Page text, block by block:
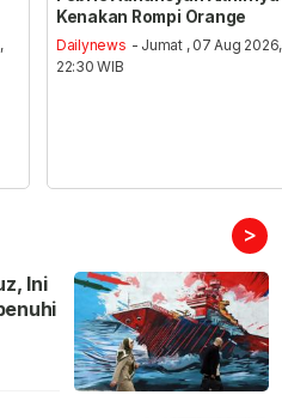
Kenakan Rompi Orange
Dailynews - Jumat , 07 Aug 2026,
22:30 WIB
>
Ini